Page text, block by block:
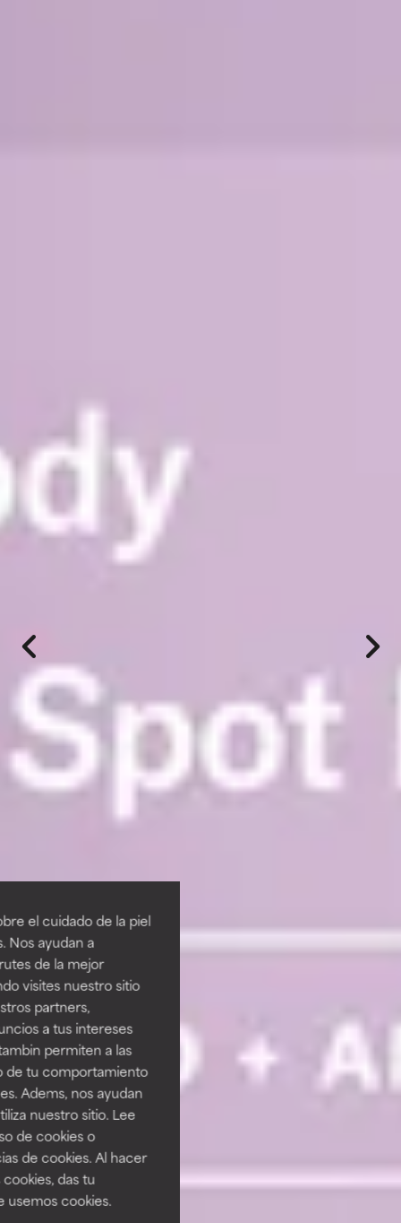
el cuidado de la piel
Nos ayudan a
de la mejor
visites nuestro sitio
partners,
a tus intereses
permiten a las
de tu comportamiento
Adems, nos ayudan
nuestro sitio. Lee
de cookies o
de cookies. Al hacer
das tu
usemos cookies.